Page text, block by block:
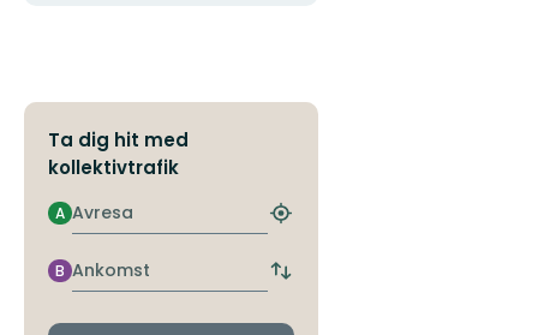
Ta dig hit med
kollektivtrafik
Avresa
A
Hitta
hållplats
Ankomst
B
Byt
och